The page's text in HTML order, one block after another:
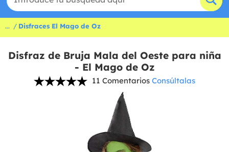
... Disfraces El Mago de Oz
Disfraz de Bruja Mala del Oeste para niña
- El Mago de Oz
11 Comentarios Consúltalas